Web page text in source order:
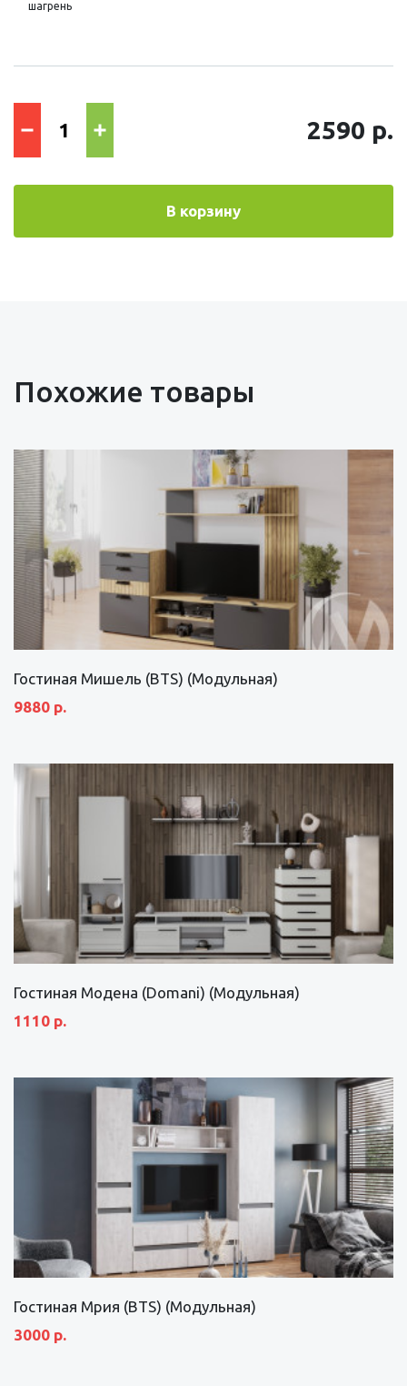
шагрень
2590 р.
В корзину
Похожие товары
Гостиная Мишель (BTS) (Модульная)
9880 р.
Гостиная Модена (Domani) (Модульная)
1110 р.
Гостиная Мрия (BTS) (Модульная)
3000 р.